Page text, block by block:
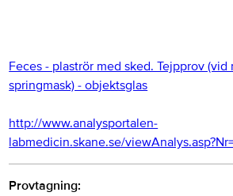
Feces - plaströr med sked. Tejpprov (vid
springmask) - objektsglas
http://www.analysportalen-
labmedicin.skane.se/
Provtagning: